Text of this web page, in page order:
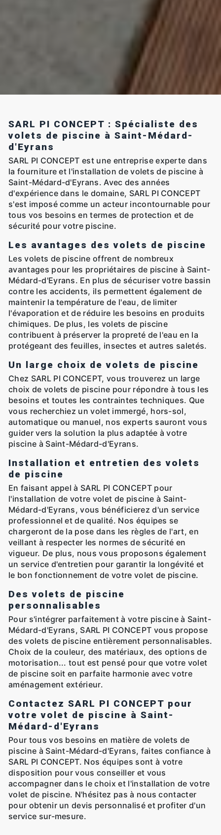
SARL PI CONCEPT : Spécialiste des
volets de piscine à Saint-Médard-
d'Eyrans
SARL PI CONCEPT est une entreprise experte dans
la fourniture et l'installation de volets de piscine à
Saint-Médard-d'Eyrans. Avec des années
d'expérience dans le domaine, SARL PI CONCEPT
s'est imposé comme un acteur incontournable pour
tous vos besoins en termes de protection et de
sécurité pour votre piscine.
Les avantages des volets de piscine
Les volets de piscine offrent de nombreux
avantages pour les propriétaires de piscine à Saint-
Médard-d'Eyrans. En plus de sécuriser votre bassin
contre les accidents, ils permettent également de
maintenir la température de l'eau, de limiter
l'évaporation et de réduire les besoins en produits
chimiques. De plus, les volets de piscine
contribuent à préserver la propreté de l'eau en la
protégeant des feuilles, insectes et autres saletés.
Un large choix de volets de piscine
Chez SARL PI CONCEPT, vous trouverez un large
choix de volets de piscine pour répondre à tous les
besoins et toutes les contraintes techniques. Que
vous recherchiez un volet immergé, hors-sol,
automatique ou manuel, nos experts sauront vous
guider vers la solution la plus adaptée à votre
piscine à Saint-Médard-d'Eyrans.
Installation et entretien des volets
de piscine
En faisant appel à SARL PI CONCEPT pour
l'installation de votre volet de piscine à Saint-
Médard-d'Eyrans, vous bénéficierez d'un service
professionnel et de qualité. Nos équipes se
chargeront de la pose dans les règles de l'art, en
veillant à respecter les normes de sécurité en
vigueur. De plus, nous vous proposons également
un service d'entretien pour garantir la longévité et
le bon fonctionnement de votre volet de piscine.
Des volets de piscine
personnalisables
Pour s'intégrer parfaitement à votre piscine à Saint-
Médard-d'Eyrans, SARL PI CONCEPT vous propose
des volets de piscine entièrement personnalisables.
Choix de la couleur, des matériaux, des options de
motorisation... tout est pensé pour que votre volet
de piscine soit en parfaite harmonie avec votre
aménagement extérieur.
Contactez SARL PI CONCEPT pour
votre volet de piscine à Saint-
Médard-d'Eyrans
Pour tous vos besoins en matière de volets de
piscine à Saint-Médard-d'Eyrans, faites confiance à
SARL PI CONCEPT. Nos équipes sont à votre
disposition pour vous conseiller et vous
accompagner dans le choix et l'installation de votre
volet de piscine. N'hésitez pas à nous contacter
pour obtenir un devis personnalisé et profiter d'un
service sur-mesure.